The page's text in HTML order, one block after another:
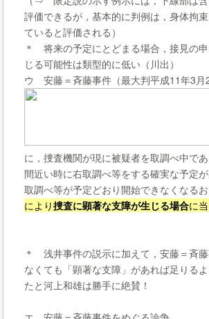
評価できるが，基本的に判例は，身体拘
ていると評価される）
＊ 将来の予定にとどまる場合，接見の
じる可能性は類型的に低い（川出）
ウ 安藤＝斉藤事件（最大判平成11年3月
に，捜査機関が現に被疑者を取調べ中で
間近い時に右取調べ等をする確実な予定
取調べ等が予定どおり開始できなくなる
により捜査に顕著な支障が生じる場合に
＊ 浅井事件の説示に加えて，安藤＝斉
なくても「顕著な支障」があれば足りる
たと河上和雄は勝手に絶賛！